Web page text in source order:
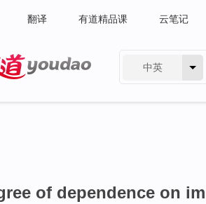
翻译 有道精品课 云笔记
中英
of dependence on